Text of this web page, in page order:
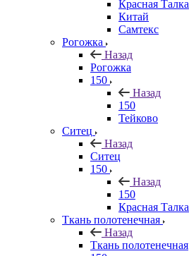
Красная Талка
Китай
Самтекс
Рогожка
Назад
Рогожка
150
Назад
150
Тейково
Ситец
Назад
Ситец
150
Назад
150
Красная Талка
Ткань полотенечная
Назад
Ткань полотенечная